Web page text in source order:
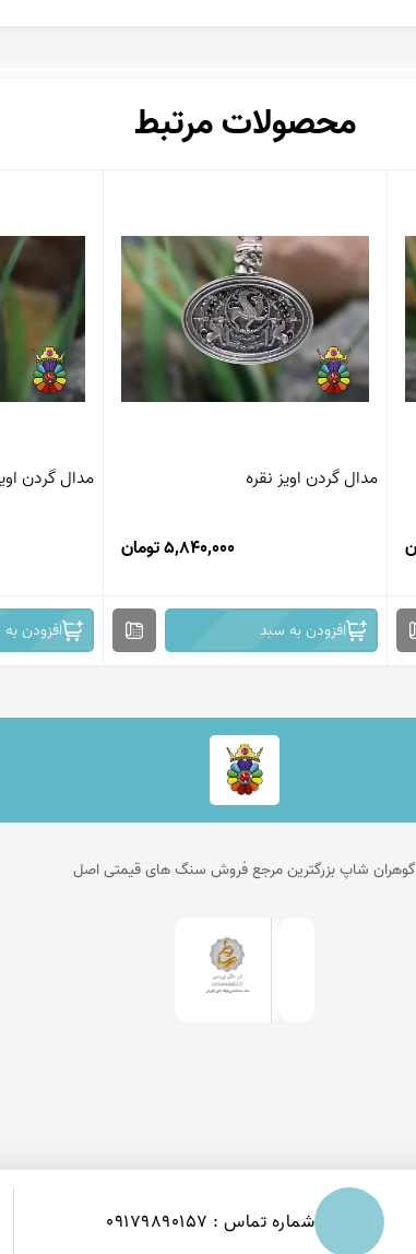
محصولات مرتبط
مدال گردن اویز نقره
5,840,000 تومان
افزودن به سبد
مدال گردن
افزودن
گوهران شاپ بزرگترین مرجع فروش سنگ های قیمتی اصل
شماره تماس : 09179890157